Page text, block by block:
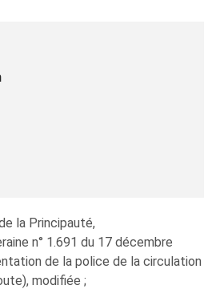
la Principauté,
n° 1.691 du 17 décembre
de la police de la circulation
modifiée ;